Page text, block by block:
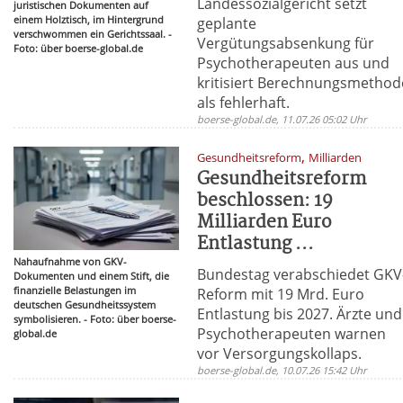
juristischen Dokumenten auf
einem Holztisch, im Hintergrund
verschwommen ein Gerichtssaal. -
Foto: über boerse-global.de
geplante
Vergütungsabsenkung für
Psychotherapeuten aus und
kritisiert
als fehlerhaft.
boerse-global.de, 11.07.26 05:02 Uhr
Nahaufnahme von GKV-
Dokumenten und einem Stift, die
finanzielle Belastungen im
deutschen Gesundheitssystem
symbolisieren. - Foto: über boerse-
global.de
Gesundheitsreform, Milliarden
Gesundheitsreform
beschlossen: 19
Milliarden Euro
Entlastung ...
Bundestag verabschiedet
Reform mit 19 Mrd. Euro
Entlastung bis 2027. Ärzte und
Psychotherapeuten warnen
vor Versorgungskollaps.
boerse-global.de, 10.07.26 15:42 Uhr